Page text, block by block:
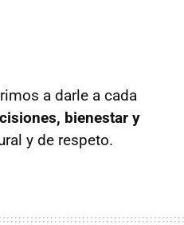
a darle a cada
bienestar y
y de respeto.